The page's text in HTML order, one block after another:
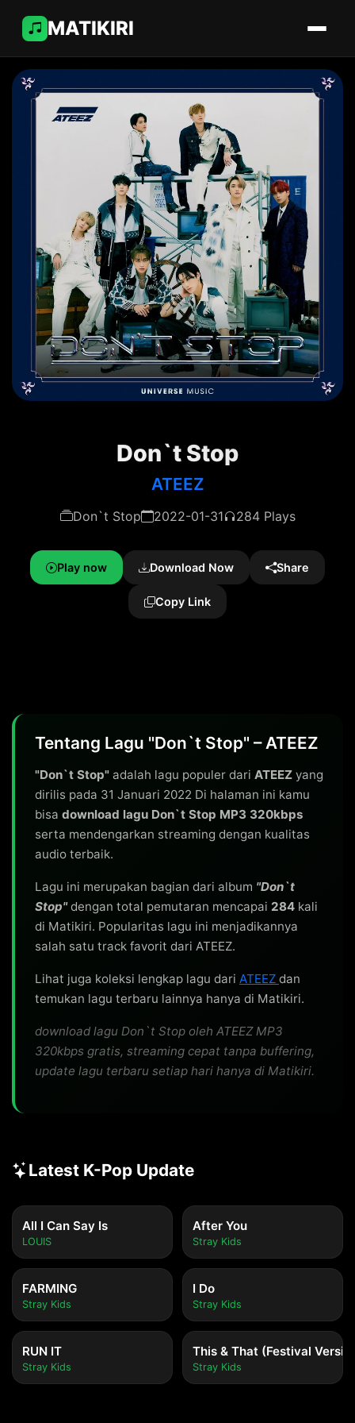
MATIKIRI
Don`t Stop
ATEEZ
Don`t Stop 2022-01-31 284 Plays
Play now Download Now Share
Copy Link
Tentang Lagu "Don`t Stop" – ATEEZ
"Don`t Stop" adalah lagu populer dari ATEEZ yang
dirilis pada 31 Januari 2022 Di halaman ini kamu
bisa download lagu Don`t Stop MP3 320kbps
serta mendengarkan streaming dengan kualitas
audio terbaik.
Lagu ini merupakan bagian dari album "Don`t
Stop"dengan total pemutaran mencapai 284 kali
di Matikiri. Popularitas lagu ini menjadikannya
salah satu track favorit dari ATEEZ.
Lihat juga koleksi lengkap lagu dari ATEEZ dan
temukan lagu terbaru lainnya hanya di Matikiri.
download lagu Don`t Stop oleh ATEEZ MP3
320kbps gratis, streaming cepat tanpa buffering,
update lagu terbaru setiap hari hanya di Matikiri.
Latest K-Pop Update
All I Can Say Is
LOUIS
After You
Stray Kids
FARMING
Stray Kids
I Do
Stray Kids
RUN IT
Stray Kids
This & That (Festival
Stray Kids